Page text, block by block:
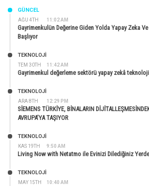
AĞU 4TH 11:02 AM
GÜNCEL
Gayrimenkulün Değerine Giden Yolda Yapay Zeka
Başlıyor
TEM 30TH 11:42 AM
TEKNOLOJİ
Gayrimenkul değerleme sektörü yapay zekâ
ARA 8TH 12:29 PM
TEKNOLOJİ
SİEMENS TÜRKİYE, BİNALARIN
AVRUPA’YA TAŞIYOR
KAS 19TH 9:50 AM
TEKNOLOJİ
Living Now with Netatmo ile Evinizi Dilediğiniz
MAY 15TH 10:40 AM
TEKNOLOJİ